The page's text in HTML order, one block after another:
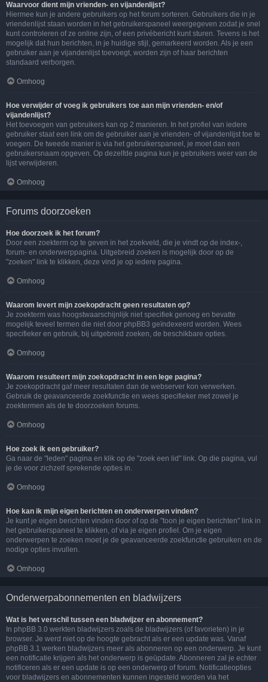
Waarvoor dient mijn vrienden- en vijandenlijst?
Hiermee kun je andere gebruikers op het forum sorteren. Gebruikers die in je
vriendenlijst staan worden in het gebruikerspaneel weergegeven zodat je snel
kunt controleren of ze online zijn, of een privébericht kunt sturen. Tevens is het
mogelijk dat hun berichten, in je huidige stijl, gemarkeerd worden. Als je een
gebruiker aan je vijandenlijst toevoegt, worden zijn of haar berichten
standaard verborgen.
Omhoog
Hoe verwijder of voeg ik gebruikers toe aan mijn vrienden- en/of
vijandenlijst?
Het toevoegen van gebruikers kan op 2 manieren. In het profiel van iedere
gebruiker staat een link om de gebruiker aan je vrienden- of vijandenlijst toe te
voegen. De tweede manier is via het gebruikerspaneel, je moet dan een
gebruikersnaam opgeven. Op dezelfde pagina kun je gebruikers weer van de
lijst verwijderen.
Omhoog
Forums doorzoeken
Hoe doorzoek ik het forum?
Door een zoekterm op te geven in het zoekveld, die je vindt op de index-,
forum- en onderwerppagina. Uitgebreid zoeken is mogelijk door op de
"zoeken" link te klikken, deze vind je op iedere pagina.
Omhoog
Waarom levert mijn zoekopdracht geen resultaten op?
Je zoekterm was hoogstwaarschijnlijk niet specifiek genoeg en bevatte
mogelijk teveel termen die niet door phpBB3 geïndexeerd worden. Wees
specifieker en gebruik, bij uitgebreid zoeken, de beschikbare opties.
Omhoog
Waarom resulteert mijn zoekopdracht in een lege pagina?
Je zoekopdracht gaf meer resultaten dan de webserver kon verwerken.
Gebruik de geavanceerde zoekfunctie en wees specifieker met zowel je
zoektermen als de te doorzoeken forums.
Omhoog
Hoe zoek ik een gebruiker?
Ga naar de "leden" pagina en klik op de "zoek een lid" link. Op die pagina, vul
je de voor zichzelf sprekende opties in.
Omhoog
Hoe kan ik mijn eigen berichten en onderwerpen vinden?
Je kunt je eigen berichten vinden door of op de "toon je eigen berichten" link in
het gebruikerspaneel te klikken, of via je eigen profiel. Om je eigen
onderwerpen te zoeken moet je de geavanceerde zoekfunctie gebruiken en de
nodige opties invullen.
Omhoog
Onderwerpabonnementen en bladwijzers
Wat is het verschil tussen een bladwijzer en abonnement?
In phpBB 3.0 werkten bladwijzers zoals de bladwijzers (of favorieten) in je
browser. Je werd niet op de hoogte gebracht als er een update was. Vanaf
phpBB 3.1 werken bladwijzers meer als abonneren op een onderwerp. Je kunt
een notificatie krijgen als het onderwerp is geüpdate. Abonneren zal je echter
notificeren als er een update is op een onderwerp of forum. Notificatieopties
voor bladwijzers en abonnementen kunnen ingesteld worden via het